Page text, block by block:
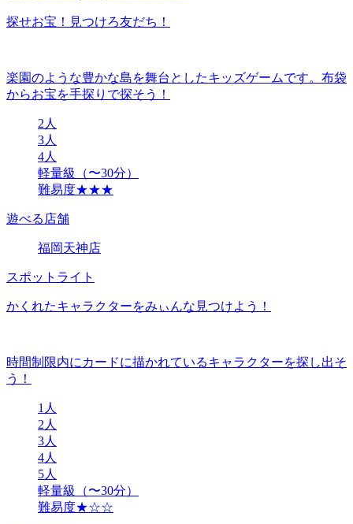
探せお宝！見つけろ友だち！
楽園のような豊かな島を舞台としたキッズゲームです。布袋
からお宝を手探りで探そう！
2人
3人
4人
軽量級（〜30分）
難易度★★★
遊べる店舗
福岡天神店
スポットライト
かくれたキャラクターをみぃんな見つけよう！
時間制限内にカードに描かれているキャラクターを探し出そ
う！
1人
2人
3人
4人
5人
軽量級（〜30分）
難易度★☆☆